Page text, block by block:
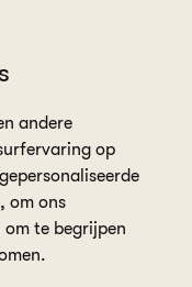
andere
op
om ons
om te begrijpen